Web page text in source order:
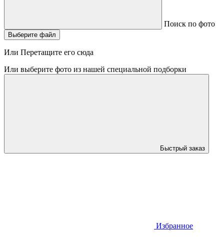
Поиск по фото
Выберите файл
Или Перетащите его сюда
Или выберите фото из нашей специальной подборки
Быстрый заказ
Избранное